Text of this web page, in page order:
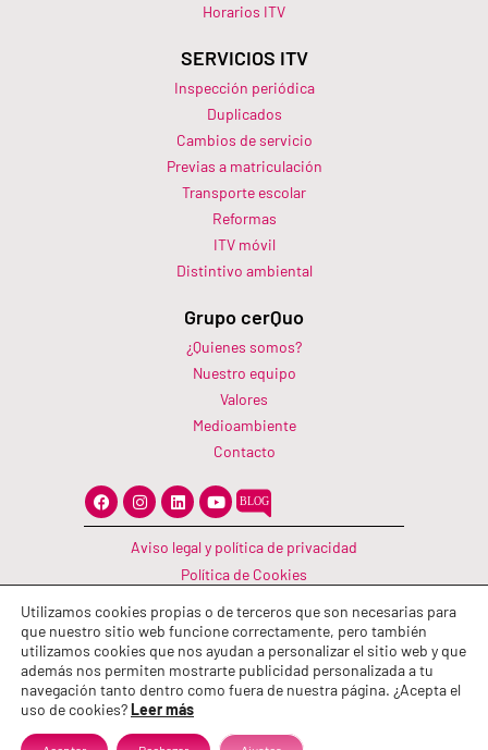
Horarios ITV​
SERVICIOS ITV
Inspección periódica
Duplicados
Cambios de servicio
Previas a matriculación
Transporte escolar
Reformas
ITV móvil
Distintivo ambiental
Grupo cerQuo
¿Quienes somos?
Nuestro equipo
Valores
Medioambiente
Contacto
F
a
c
o
k
I
n
s
t
a
r
a
m
L
i
n
k
e
d
i
n
Y
o
u
t
u
b
e
Aviso legal y política de privacidad
Política de Cookies
Política de calidad
Utilizamos cookies propias o de terceros que son necesarias para
que nuestro sitio web funcione correctamente, pero también
utilizamos cookies que nos ayudan a personalizar el sitio web y que
además nos permiten mostrarte publicidad personalizada a tu
navegación tanto dentro como fuera de nuestra página. ¿Acepta el
uso de cookies?Leer más